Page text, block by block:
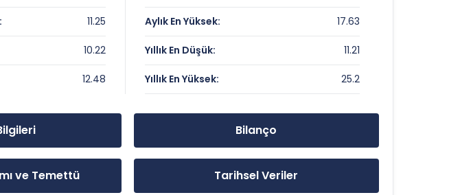
Veri Yok
0.42
11.62 TL
11.21 TL
11.25
10.22
12.48
Aylık En Yüksek: 17.63
Yıllık En Düşük: 11.21
Yıllık En Yüksek: 25.2
Bilanço
ve Temettü Tarihsel Veriler